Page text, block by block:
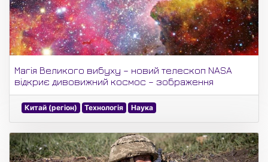
Магія Великого вибуху – новий телескоп NASA
відкриє дивовижний космос – зображення
Китай (регіон) Технологія Наука